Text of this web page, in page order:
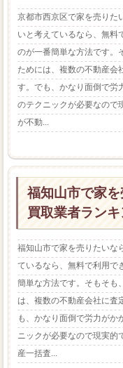
京都市西京区で家を売りた
いと考えているなら、無料
のが一番簡単な方法です。
ためには、複数の不動産会
す。でも、かなり面倒で労
のテクニックが必要なので
が不動...
福知山市で家
買取業者ランキ
福知山市で家を売りたいな
ているなら、無料で利用で
簡単な方法です。そもそも
は、複数の不動産会社に査
も、かなり面倒で労力がか
ニックが必要なので現実的
産一括査...